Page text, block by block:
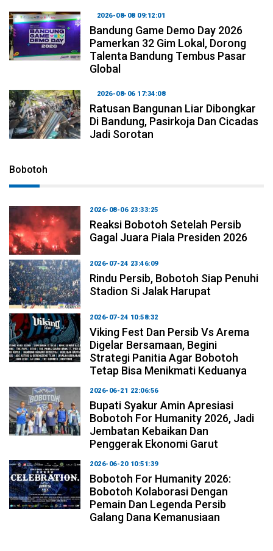
2026-08-08 09:12:01
Bandung Game Demo Day 2026
Pamerkan 32 Gim Lokal, Dorong
Talenta Bandung Tembus Pasar
Global
2026-08-06 17:34:08
Ratusan Bangunan Liar Dibongkar
Di Bandung, Pasirkoja Dan Cicadas
Jadi Sorotan
Bobotoh
2026-08-06 23:33:25
Reaksi Bobotoh Setelah Persib
Gagal Juara Piala Presiden 2026
2026-07-24 23:46:09
Rindu Persib, Bobotoh Siap Penuhi
Stadion Si Jalak Harupat
2026-07-24 10:58:32
Viking Fest Dan Persib Vs Arema
Digelar Bersamaan, Begini
Strategi Panitia Agar Bobotoh
Tetap Bisa Menikmati Keduanya
2026-06-21 22:06:56
Bupati Syakur Amin Apresiasi
Bobotoh For Humanity 2026, Jadi
Jembatan Kebaikan Dan
Penggerak Ekonomi Garut
2026-06-20 10:51:39
Bobotoh For Humanity 2026:
Bobotoh Kolaborasi Dengan
Pemain Dan Legenda Persib
Galang Dana Kemanusiaan